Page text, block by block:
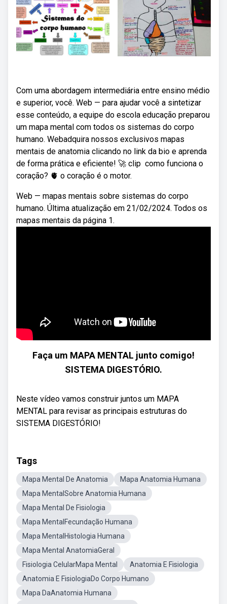
Com uma abordagem intermediária entre ensino médio
e superior, você. Web — para ajudar você a sintetizar
esse conteúdo, a equipe do escola educação preparou
um mapa mental com todos os sistemas do corpo
humano. Webadquira nossos exclusivos mapas
mentais de anatomia clicando no link da bio e aprenda
de forma prática e eficiente! 🚀 clip ️ como funciona o
coração? 🫀 o coração é o motor.
Web — mapas mentais sobre sistemas do corpo
humano. Última atualização em 21/02/2024. Todos os
mapas mentais da página 1.
Faça um MAPA MENTAL junto comigo!
SISTEMA DIGESTÓRIO.
Neste vídeo vamos construir juntos um MAPA
MENTAL para revisar as principais estruturas do
SISTEMA DIGESTÓRIO!
Tags
Mapa Mental De Anatomia
Mapa Anatomia Humana
Mapa MentalSobre Anatomia Humana
Mapa Mental De Fisiologia
Mapa MentalFecundação Humana
Mapa MentalHistologia Humana
Mapa Mental AnatomiaGeral
Fisiologia CelularMapa Mental
Anatomia E Fisiologia
Anatomia E FisiologiaDo Corpo Humano
Mapa DaAnatomia Humana